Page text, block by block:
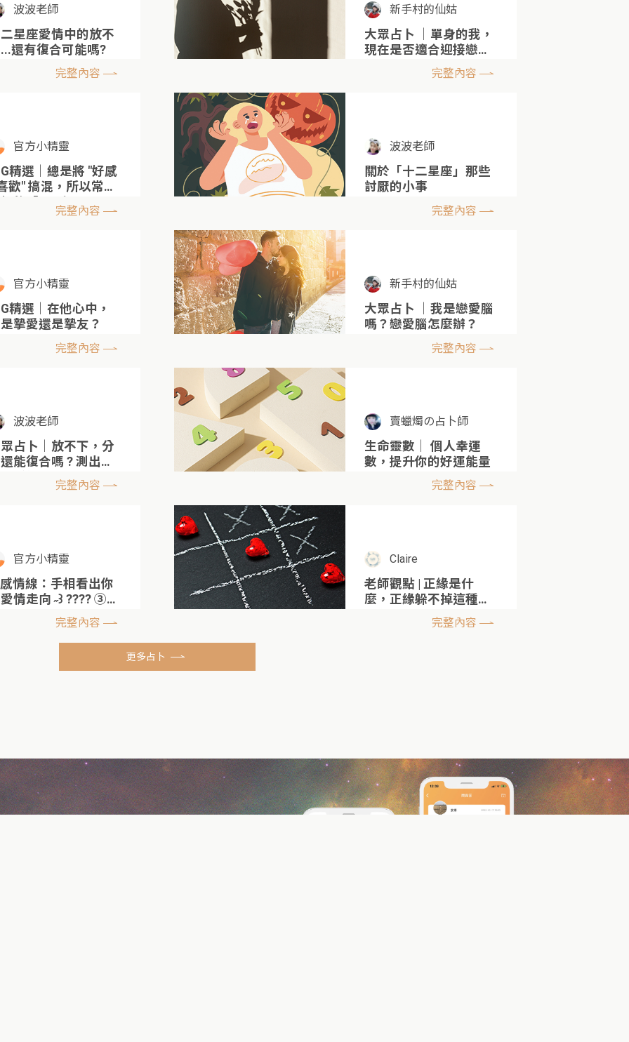
波波老師
星座愛情中的放不
還有復合可能嗎?
完整內容
新手村的仙姑
大眾占卜 ｜單身的我，
現在是否適合迎接戀
完整內容
官方小精靈
精選｜總是將 "好感
歡" 搞混，所以常常
的「5星座」
完整內容
波波老師
關於「十二星座」那些
討厭的小事
完整內容
官方小精靈
精選｜在他心中，
摯愛還是摯友？
完整內容
新手村的仙姑
大眾占卜 ｜我是戀愛腦
嗎？戀愛腦怎麼辦？
完整內容
波波老師
占卜｜放不下，分
能復合嗎 ? 測出你
感情阻礙
完整內容
賣蠟燭の占卜師
生命靈數｜ 個人幸運
數，提升你的好運能量
完整內容
官方小精靈
感情線：手相看出你
情走向 ˶꒱ ???? ➂
完整內容
Claire
老師觀點 | 正緣是什
麼，正緣躲不掉這種說
完整內容
更多占卜